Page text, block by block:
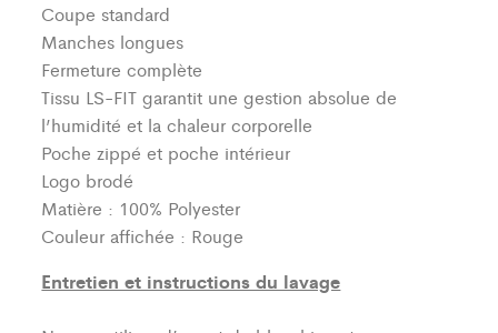
Coupe standard
Manches longues
Fermeture complète
Tissu LS-FIT garantit une gestion absolue de
l’humidité et la chaleur corporelle
Poche zippé et poche intérieur
Logo brodé
Matière : 100% Polyester
Couleur affichée : Rouge
Entretien et instructions du lavage